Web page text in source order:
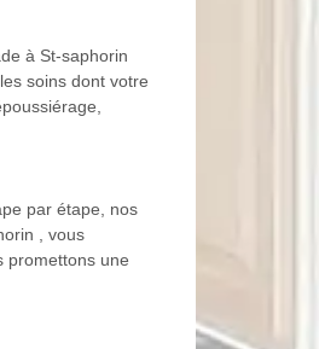
à St-saphorin
soins dont votre
par étape, nos
, vous
promettons une